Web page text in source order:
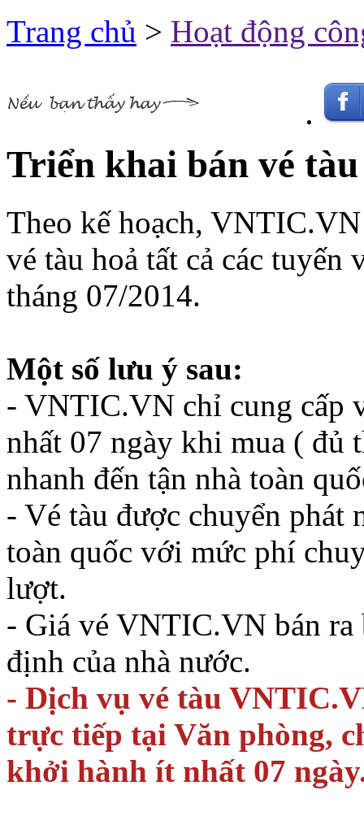
Trang chủ > Hoạt động
Triển khai bán vé
Theo kế hoạch,
vé tàu hoả tất cả các tuyến
tháng 07/2014.
Một số lưu ý sau:
- VNTIC.VN chỉ cung cấp
nhất 07 ngày khi mua ( đủ
nhanh đến tận nhà toàn
- Vé tàu được chuyển phát
toàn quốc với mức phí
lượt.
- Giá vé VNTIC.VN bán ra
định của nhà nước.
- Dịch vụ vé tàu
trực tiếp tại Văn phòng,
khởi hành ít nhất 07